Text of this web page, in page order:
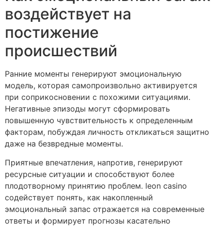
воздействует на
постижение
происшествий
Ранние моменты генерируют эмоциональную
модель, которая самопроизвольно активируется
при соприкосновении с похожими ситуациями.
Негативные эпизоды могут сформировать
повышенную чувствительность к определенным
факторам, побуждая личность откликаться защитно
даже на безвредные моменты.
Приятные впечатления, напротив, генерируют
ресурсные ситуации и способствуют более
плодотворному принятию проблем. leon casino
содействует понять, как накопленный
эмоциональный запас отражается на современные
ответы и формирует прогнозы касательно